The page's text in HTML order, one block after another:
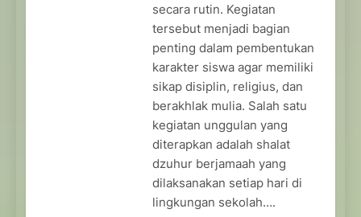
secara rutin. Kegiatan
tersebut menjadi bagian
penting dalam pembentukan
karakter siswa agar memiliki
sikap disiplin, religius, dan
berakhlak mulia. Salah satu
kegiatan unggulan yang
diterapkan adalah shalat
dzuhur berjamaah yang
dilaksanakan setiap hari di
lingkungan sekolah….